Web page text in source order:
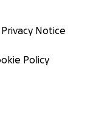
Privacy Notice
Policy